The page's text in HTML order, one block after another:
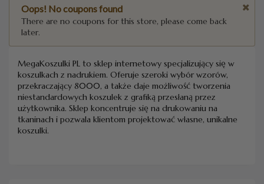
Oops! No coupons found
There are no coupons for this store, please come back
later.
MegaKoszulki PL to sklep internetowy specjalizujący się w
koszulkach z nadrukiem. Oferuje szeroki wybór wzorów,
przekraczający 8000, a także daje możliwość tworzenia
niestandardowych koszulek z grafiką przesłaną przez
użytkownika. Sklep koncentruje się na drukowaniu na
tkaninach i pozwala klientom projektować własne, unikalne
koszulki.